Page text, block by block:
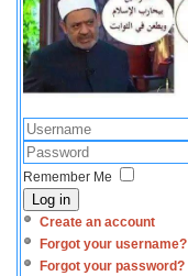
Remember Me
Log in
Create an account
Forgot your username?
Forgot your password?